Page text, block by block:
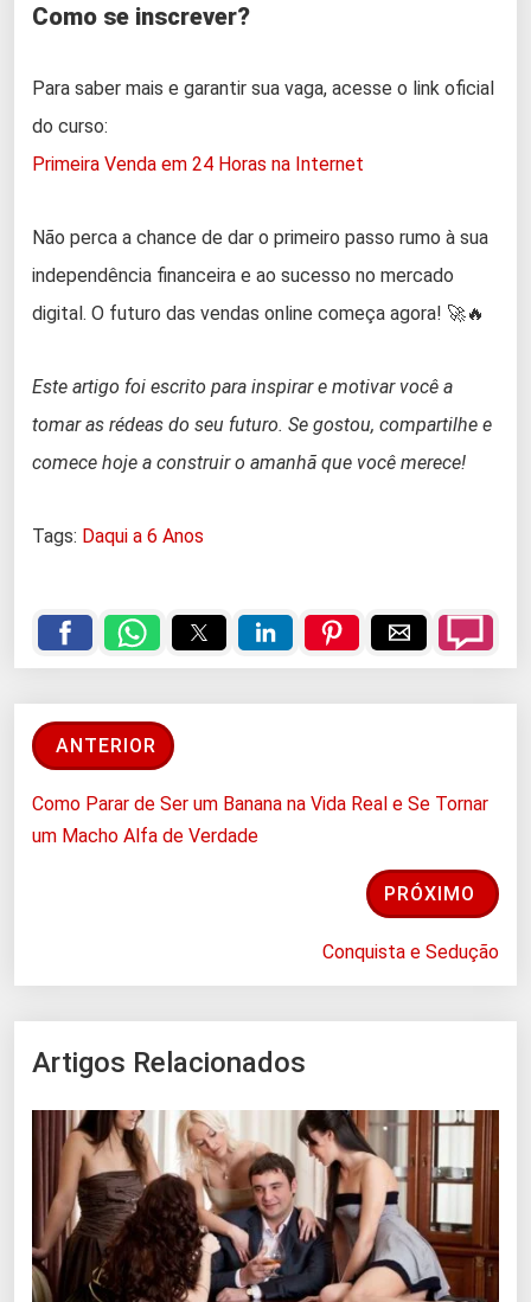
Como se inscrever?
Para saber mais e garantir sua vaga, acesse o link oficial
do curso:
Primeira Venda em 24 Horas na Internet
Não perca a chance de dar o primeiro passo rumo à sua
independência financeira e ao sucesso no mercado
digital. O futuro das vendas online começa agora! 🚀🔥
Este artigo foi escrito para inspirar e motivar você a
tomar as rédeas do seu futuro. Se gostou, compartilhe e
comece hoje a construir o amanhã que você merece!
Tags: Daqui a 6 Anos
ANTERIOR
Como Parar de Ser um Banana na Vida Real e Se Tornar
um Macho Alfa de Verdade
PRÓXIMO
Conquista e Sedução
Artigos Relacionados